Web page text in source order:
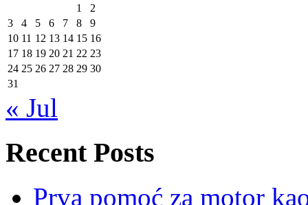
1
2
3
4 5 6 7 8
9
10 11 12 13 14 15 16
17 18 19 20 21 22 23
24 25 26 27 28 29 30
31
« Jul
Recent Posts
Prva pomoć za motor